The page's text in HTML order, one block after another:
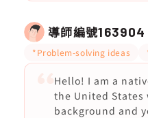
導師編號163904
*Problem-solving ideas
Hello! I am a
the United States
background and